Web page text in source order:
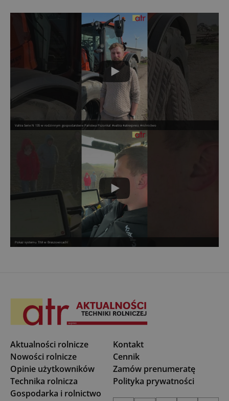
Valtra Serie N 135 w rodzinnym gospodarstwie Państwa Pszonka! #valtra #atrexpress #rolnictwo
Pokaz systemu TIM w Braszowicach!
Aktualności rolnicze
Nowości rolnicze
Opinie użytkowników
Technika rolnicza
Gospodarka i rolnictwo
Kontakt
Cennik
Zamów prenumeratę
Polityka prywatności